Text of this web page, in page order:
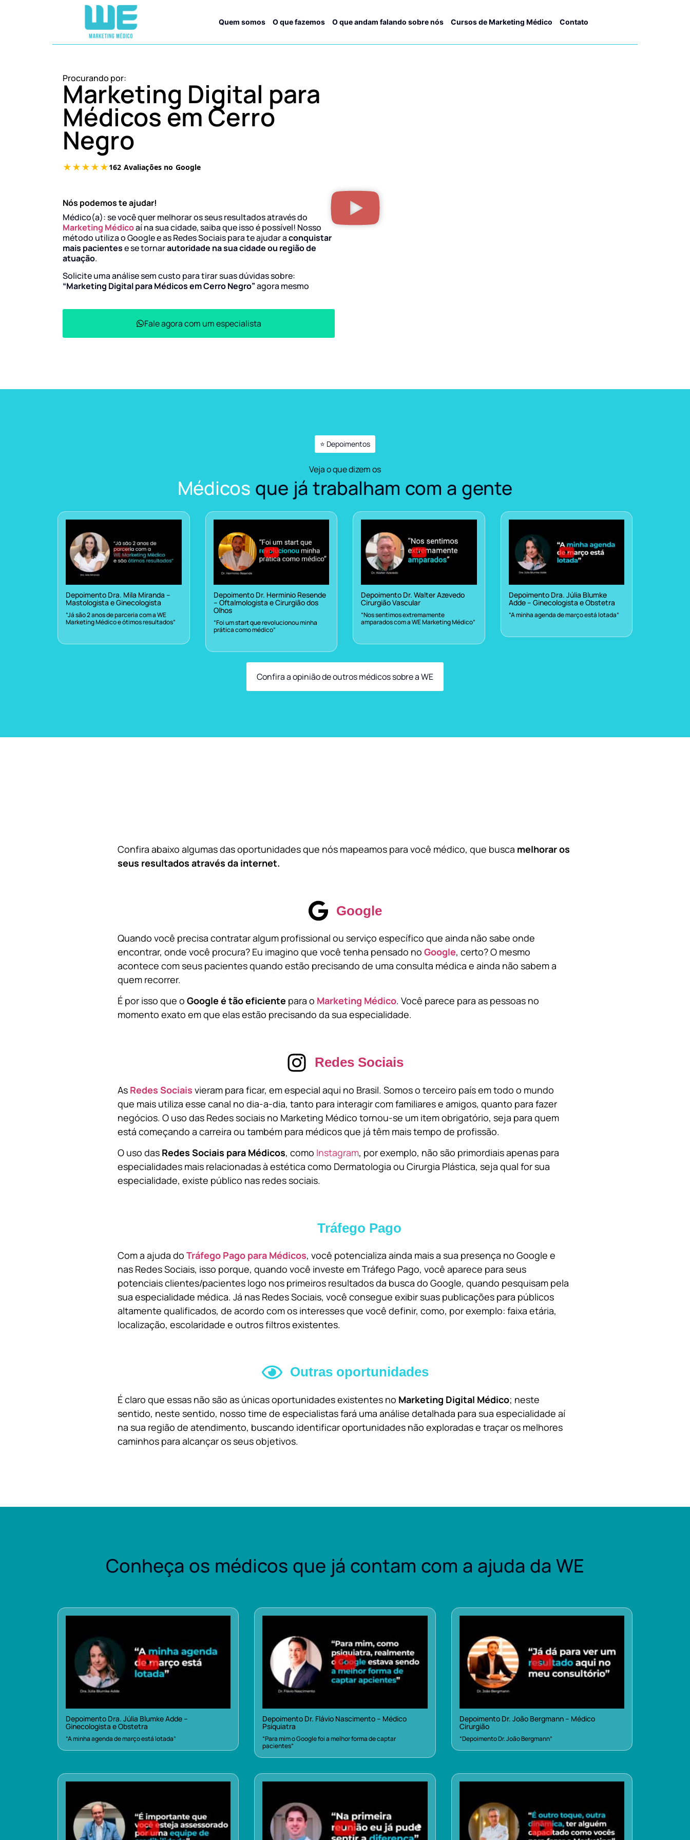
Quem somos O que fazemos O que andam falando sobre nós Cursos de Marketing Médico Contato
Procurando por:
Marketing Digital para
Médicos em Cerro
Negro
Nós podemos te ajudar!
Médico(a): se você quer melhorar os seus resultados através do
Marketing Médicoaí na sua cidade, saiba que isso é possível! Nosso
método utiliza o Google e as Redes Sociais para te ajudar aconquistar
mais pacientese se tornarautoridade na sua cidade ou região de
atuação.
Solicite uma análise sem custo para tirar suas dúvidas sobre:
“Marketing Digital para Médicos em Cerro Negro”agora mesmo
Fale agora com um especialista
⭐ Depoimentos
Veja o que dizem os
Médicos que já trabalham com a gente
Depoimento Dra. Mila Miranda –
Mastologista e Ginecologista
“Já são 2 anos de parceria com a WE
Marketing Médico e ótimos resultados”
Depoimento Dr. Herminio Resende
– Oftalmologista e Cirurgião dos
Olhos
“Foi um start que revolucionou minha
prática como médico”
Depoimento Dr. Walter Azevedo
Cirurgião Vascular
“Nos sentimos extremamente
amparados com a WE Marketing Médico”
Depoimento Dra. Júlia Blumke
Adde – Ginecologista e Obstetra
“A minha agenda de março está lotada”
Confira a opinião de outros médicos sobre a WE
Confira abaixo algumas das oportunidades que nós mapeamos para você médico, que busca melhorar os
seus resultados através da internet.
Google
Quando você precisa contratar algum profissional ou serviço específico que ainda não sabe onde
encontrar, onde você procura? Eu imagino que você tenha pensado no Google, certo? O mesmo
acontece com seus pacientes quando estão precisando de uma consulta médica e ainda não sabem a
quem recorrer.
É por isso que o Google é tão eficiente para o Marketing Médico. Você parece para as pessoas no
momento exato em que elas estão precisando da sua especialidade.
Redes Sociais
As Redes Sociais vieram para ficar, em especial aqui no Brasil. Somos o terceiro país em todo o mundo
que mais utiliza esse canal no dia-a-dia, tanto para interagir com familiares e amigos, quanto para fazer
negócios. O uso das Redes sociais no Marketing Médico tornou-se um item obrigatório, seja para quem
está começando a carreira ou também para médicos que já têm mais tempo de profissão.
O uso das Redes Sociais para Médicos, como Instagram, por exemplo, não são primordiais apenas para
especialidades mais relacionadas à estética como Dermatologia ou Cirurgia Plástica, seja qual for sua
especialidade, existe público nas redes sociais.
Tráfego Pago
Com a ajuda do Tráfego Pago para Médicos, você potencializa ainda mais a sua presença no Google e
nas Redes Sociais, isso porque, quando você investe em Tráfego Pago, você aparece para seus
potenciais clientes/pacientes logo nos primeiros resultados da busca do Google, quando pesquisam pela
sua especialidade médica. Já nas Redes Sociais, você consegue exibir suas publicações para públicos
altamente qualificados, de acordo com os interesses que você definir, como, por exemplo: faixa etária,
localização, escolaridade e outros filtros existentes.
Outras oportunidades
É claro que essas não são as únicas oportunidades existentes no Marketing Digital Médico; neste
sentido, neste sentido, nosso time de especialistas fará uma análise detalhada para sua especialidade aí
na sua região de atendimento, buscando identificar oportunidades não exploradas e traçar os melhores
caminhos para alcançar os seus objetivos.
Conheça os médicos que já contam com a ajuda da WE
Depoimento Dra. Júlia Blumke Adde –
Ginecologista e Obstetra
“A minha agenda de março está lotada”
Depoimento Dr. Flávio Nascimento – Médico
Psiquiatra
“Para mim o Google foi a melhor forma de captar
pacientes”
Depoimento Dr. João Bergmann – Médico
Cirurgião
“Depoimento Dr. João Bergmann”